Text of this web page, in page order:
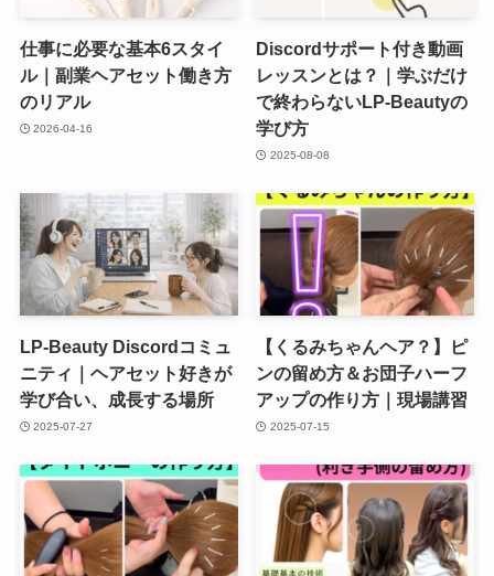
仕事に必要な基本6スタイ
ル｜副業ヘアセット働き方
のリアル
2026-04-16
Discordサポート付き動画
レッスンとは？｜学ぶだけ
で終わらないLP-Beautyの
学び方
2025-08-08
LP-Beauty Discordコミュ
ニティ｜ヘアセット好きが
学び合い、成長する場所
2025-07-27
【くるみちゃんヘア？】ピ
ンの留め方＆お団子ハーフ
アップの作り方｜現場講習
2025-07-15